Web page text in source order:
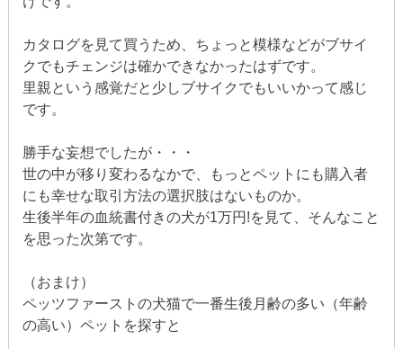
カタログを見て買うため、ちょっと模様などがブサイ
クでもチェンジは確かできなかったはずです。
里親という感覚だと少しブサイクでもいいかって感じ
です。
勝手な妄想でしたが・・・
世の中が移り変わるなかで、もっとペットにも購入者
にも幸せな取引方法の選択肢はないものか。
生後半年の血統書付きの犬が1万円!を見て、そんなこと
を思った次第です。
（おまけ）
ペッツファーストの犬猫で一番生後月齢の多い（年齢
の高い）ペットを探すと